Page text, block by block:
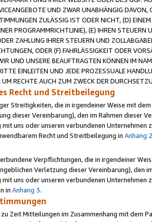
UND ZWAR UNABHÄNGIG
ZULÄSSIG IST ODER NICHT, (D)
PROGRAMMRICHTLINIE), (E) IHREN
ZAHLUNG IHRER STEUERN UND
ODER (F) FAHRLÄSSIGKEIT ODER
UND UNSERE BEAUFTRAGTEN KÖNNEN IM
EINLEITEN UND JEDE PROZESSUALE
UM RECHTE AUCH ZUM ZWECK DER
Recht und Streitbeilegung
Streitigkeiten, die in irgendeiner Weise mit
dieser Vereinbarung), den im Rahmen dieser
mit uns oder unseren verbundenen
Recht und Streitbeilegung in Anhang 2
Verpflichtungen, die in irgendeiner
Verletzung dieser Vereinbarung), den
uns oder unseren verbundenen
in Anhang 3.
Zeit Mitteilungen im Zusammenhang mit dem